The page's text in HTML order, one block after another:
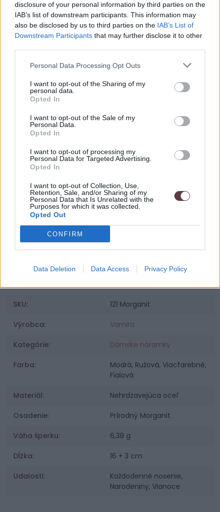
disclosure of your personal information by third parties on the
IAB’s list of downstream participants. This information may
also be disclosed by us to third parties on the IAB’s List of
Downstream Participants that may further disclose it to other
Personal Data Processing Opt Outs
I want to opt-out of the Sharing of my
personal data.
Opted In
I want to opt-out of the Sale of my
Personal Data.
Opted In
I want to opt-out of processing my
Personal Data for Targeted Advertising.
Opted In
I want to opt-out of Collection, Use,
Retention, Sale, and/or Sharing of my
Personal Data that Is Unrelated with the
Purposes for which it was collected.
Opted Out
CONFIRM
Data Deletion Data Access Privacy Policy
Srdcové vlastnosti:
Morganit je tradične považovaný
za symbol lásky, pokoja a harmónie. Verí sa, že jeho
energetické vlastnosti môžu pomôcť v emocionálnych
a duchovných aspektoch života.
Využitie v šperkárstve:
Morganit je často používaný v
šperkárstve na výrobu náhrdelníkov, náušníc, prsteňov
a náramkov. Jeho krása a očarujúci lesk robia z
morganitu žiadaný klenot v rôznych šperkárskych
dizajnoch.
Morganit je teda nielen krásnym drahokamom, ale aj
symbolom lásky a harmónie, čo ho robí obľúbeným medzi
so špeciálnym významom.
minimalizujú riziko alergických reakcií, a teda sú ideálnym
riešením pre osoby s jemnou a citlivou pokožkou.
Sme zaregistrovaný na puncovom úrade.
SKU: 121 Morganit
Výrobca: Vamira
Kategórie: Dámske náramky
Farba:
Modrá, Ružová, Viacfarebné,
Fialová
Materiál: Nehrdzavejúca oceľ
Osadenie: Prírodný Morganit
Váha šperku: 6,38 g
Dĺžka: 16 + 3 cm
Udalosti:
Každodenné nosenie,
Narodeniny, Vianoce